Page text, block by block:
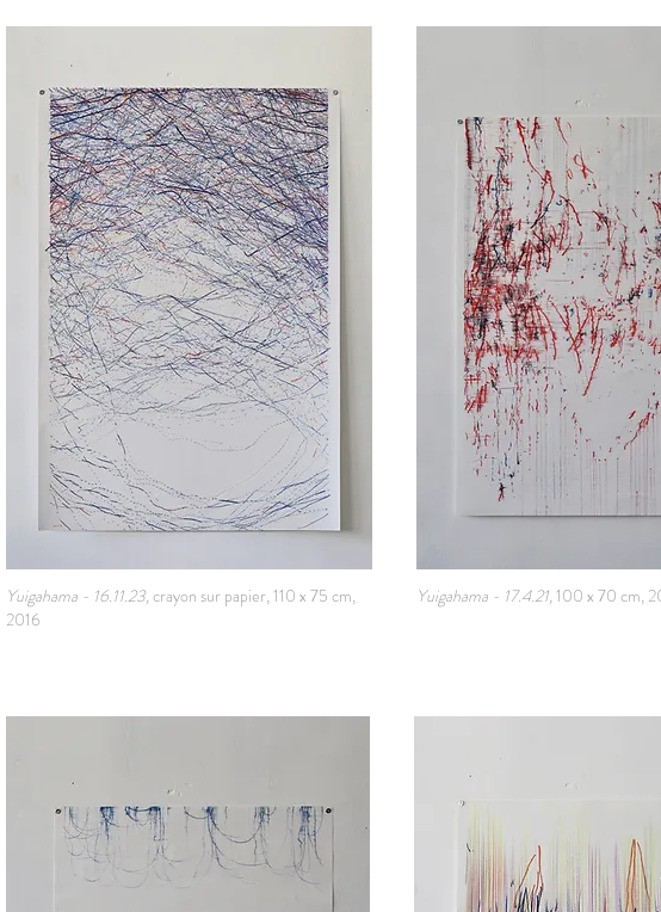
Yuigahama - 16.11.23,crayon sur papier, 110 x 75 cm,
2016
Yuigahama - 17.4.21, 100 x 70 cm,